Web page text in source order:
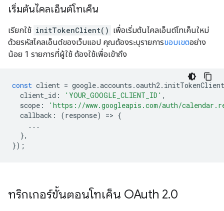
เริ่มต้นไคลเอ็นต์โทเค็น
เรียกใช้ initTokenClient() เพื่อเริ่มต้นไคลเอ็นต์โทเค็นใหม่
ด้วยรหัสไคลเอ็นต์ของเว็บแอป คุณต้องระบุรายการขอบเขตอย่าง
น้อย 1 รายการที่ผู้ใช้ ต้องใช้เพื่อเข้าถึง
const client = google.accounts .oauth2. initTokenClient
client_id : 'YOUR_GOOGLE_CLIENT_ID' ,
scope :
'https://www.googleapis.com/auth/
callback : (response) => {
...
},
});
ทริกเกอร์ขั้นตอนโทเค็น OAuth 2.0